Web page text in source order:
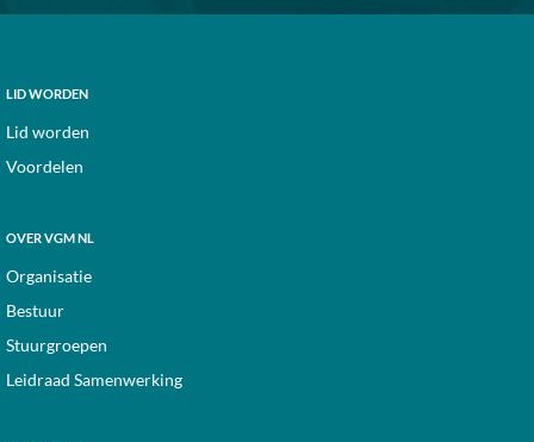
Footer
LID WORDEN
Lid worden
Voordelen
OVER VGM NL
Organisatie
Bestuur
Stuurgroepen
Leidraad Samenwerking